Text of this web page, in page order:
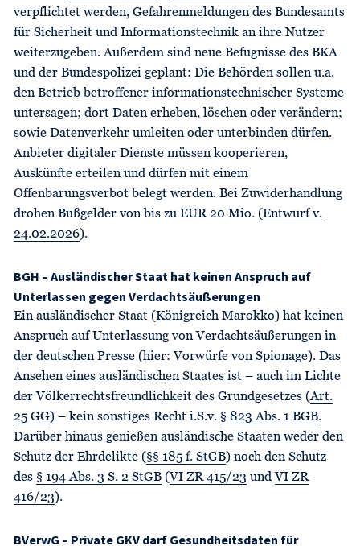
verpflichtet werden, Gefahrenmeldungen des Bundesamts
für Sicherheit und Informationstechnik an ihre Nutzer
weiterzugeben. Außerdem sind neue Befugnisse des BKA
und der Bundespolizei geplant: Die Behörden sollen u.a.
den Betrieb betroffener informationstechnischer Systeme
untersagen; dort Daten erheben, löschen oder verändern;
sowie Datenverkehr umleiten oder unterbinden dürfen.
Anbieter digitaler Dienste müssen kooperieren,
Auskünfte erteilen und dürfen mit einem
Offenbarungsverbot belegt werden. Bei Zuwiderhandlung
drohen Bußgelder von bis zu EUR 20 Mio. (Entwurf v.
24.02.2026).
BGH – Ausländischer Staat hat keinen Anspruch auf
Unterlassen gegen Verdachtsäußerungen
Ein ausländischer Staat (Königreich Marokko) hat keinen
Anspruch auf Unterlassung von Verdachtsäußerungen in
der deutschen Presse (hier: Vorwürfe von Spionage). Das
Ansehen eines ausländischen Staates ist – auch im Lichte
der Völkerrechtsfreundlichkeit des Grundgesetzes (Art.
25 GG) – kein sonstiges Recht i.S.v. § 823 Abs. 1 BGB.
Darüber hinaus genießen ausländische Staaten weder den
Schutz der Ehrdelikte (§§ 185 f. StGB) noch den Schutz
des § 194 Abs. 3 S. 2 StGB (VI ZR 415/23 und VI ZR
416/23).
BVerwG – Private GKV darf Gesundheitsdaten für